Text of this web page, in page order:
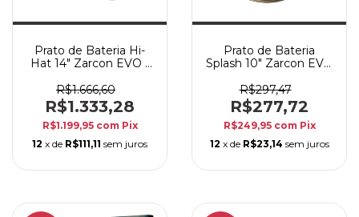
Prato de Bateria Hi-
Hat 14" Zarcon EVO -
B20
R$1.666,60
R$1.333,28
R$1.199,95 com Pix
12 x de R$111,11 sem juros
Prato de Bateria
Splash 10" Zarcon EVO
Premium
R$297,47
R$277,72
R$249,95 com Pix
12 x de R$23,14 sem juros